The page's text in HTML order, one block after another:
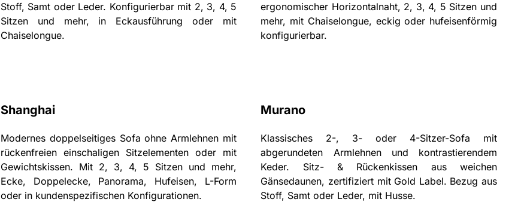
Stoff, Samt oder Leder. Konfigurierbar mit 2, 3, 4, 5
Sitzen und mehr, in Eckausführung oder mit
Chaiselongue.
ergonomischer Horizontalnaht, 2, 3, 4, 5 Sitzen und
mehr, mit Chaiselongue, eckig oder hufeisenförmig
konfigurierbar.
Shanghai
Modernes doppelseitiges Sofa ohne Armlehnen mit
rückenfreien einschaligen Sitzelementen oder mit
Gewichtskissen. Mit 2, 3, 4, 5 Sitzen und mehr,
Ecke, Doppelecke, Panorama, Hufeisen, L-Form
oder in kundenspezifischen Konfigurationen.
Murano
Klassisches 2-, 3- oder 4-Sitzer-Sofa mit
abgerundeten Armlehnen und kontrastierendem
Keder. Sitz- & Rückenkissen aus weichen
Gänsedaunen, zertifiziert mit Gold Label. Bezug aus
Stoff, Samt oder Leder, mit Husse.